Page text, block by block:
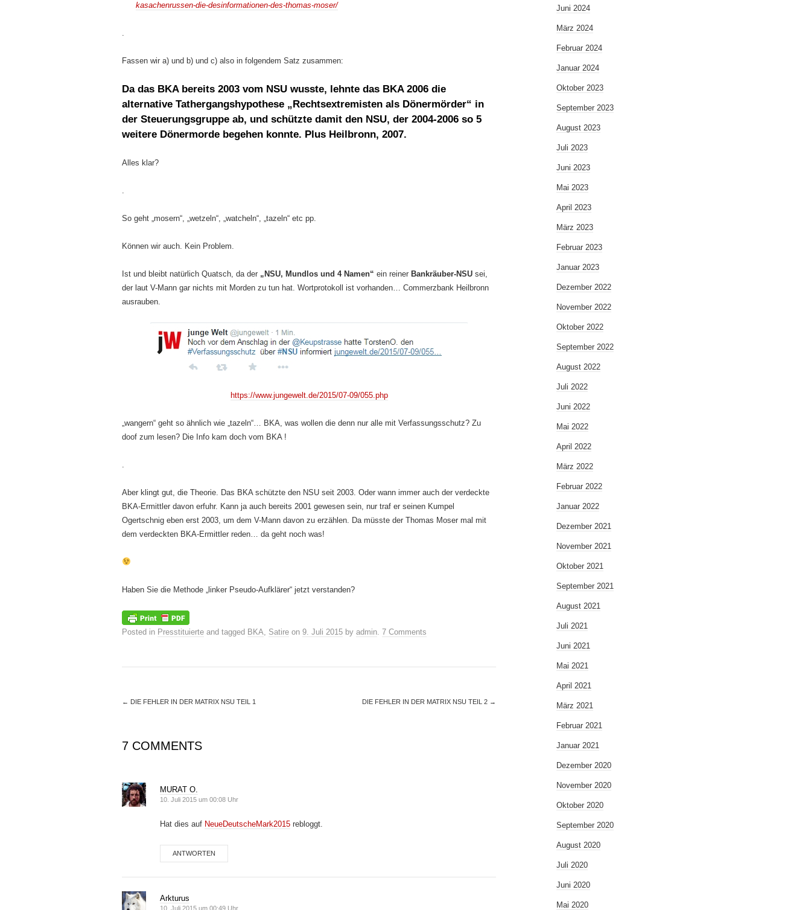
kasachenrussen-die-desinformationen-des-thomas-moser/
.
Fassen wir a) und b) und c) also in folgendem Satz zusammen:
Da das BKA bereits 2003 vom NSU wusste, lehnte das BKA 2006 die
alternative Tathergangshypothese „Rechtsextremisten als Dönermörder“ in
der Steuerungsgruppe ab, und schützte damit den NSU, der 2004-2006 so 5
weitere Dönermorde begehen konnte. Plus Heilbronn, 2007.
Alles klar?
.
So geht „mosern“, „wetzeln“, „watcheln“, „tazeln“ etc pp.
Können wir auch. Kein Problem.
Ist und bleibt natürlich Quatsch, da der „NSU, Mundlos und 4 Namen“ ein reiner Bankräuber-NSU sei,
der laut V-Mann gar nichts mit Morden zu tun hat. Wortprotokoll ist vorhanden… Commerzbank Heilbronn
ausrauben.
https://www.jungewelt.de/2015/07-09/055.php
„wangern“ geht so ähnlich wie „tazeln“… BKA, was wollen die denn nur alle mit Verfassungsschutz? Zu
doof zum lesen? Die Info kam doch vom BKA !
.
Aber klingt gut, die Theorie. Das BKA schützte den NSU seit 2003. Oder wann immer auch der verdeckte
BKA-Ermittler davon erfuhr. Kann ja auch bereits 2001 gewesen sein, nur traf er seinen Kumpel
Ogertschnig eben erst 2003, um dem V-Mann davon zu erzählen. Da müsste der Thomas Moser mal mit
dem verdeckten BKA-Ermittler reden… da geht noch was!
Haben Sie die Methode „linker Pseudo-Aufklärer“ jetzt verstanden?
Posted in Presstituierte and tagged BKA, Satire on 9. Juli 2015 by admin. 7 Comments
← DIE FEHLER IN DER MATRIX NSU TEIL 1 DIE FEHLER IN DER MATRIX NSU TEIL 2 →
7 COMMENTS
MURAT O.
10. Juli 2015 um 00:08 Uhr
Hat dies auf NeueDeutscheMark2015 rebloggt.
ANTWORTEN
Arkturus
10. Juli 2015 um 00:49 Uhr
Juni 2024
März 2024
Februar 2024
Januar 2024
Oktober 2023
September 2023
August 2023
Juli 2023
Juni 2023
Mai 2023
April 2023
März 2023
Februar 2023
Januar 2023
Dezember 2022
November 2022
Oktober 2022
September 2022
August 2022
Juli 2022
Juni 2022
Mai 2022
April 2022
März 2022
Februar 2022
Januar 2022
Dezember 2021
November 2021
Oktober 2021
September 2021
August 2021
Juli 2021
Juni 2021
Mai 2021
April 2021
März 2021
Februar 2021
Januar 2021
Dezember 2020
November 2020
Oktober 2020
September 2020
August 2020
Juli 2020
Juni 2020
Mai 2020